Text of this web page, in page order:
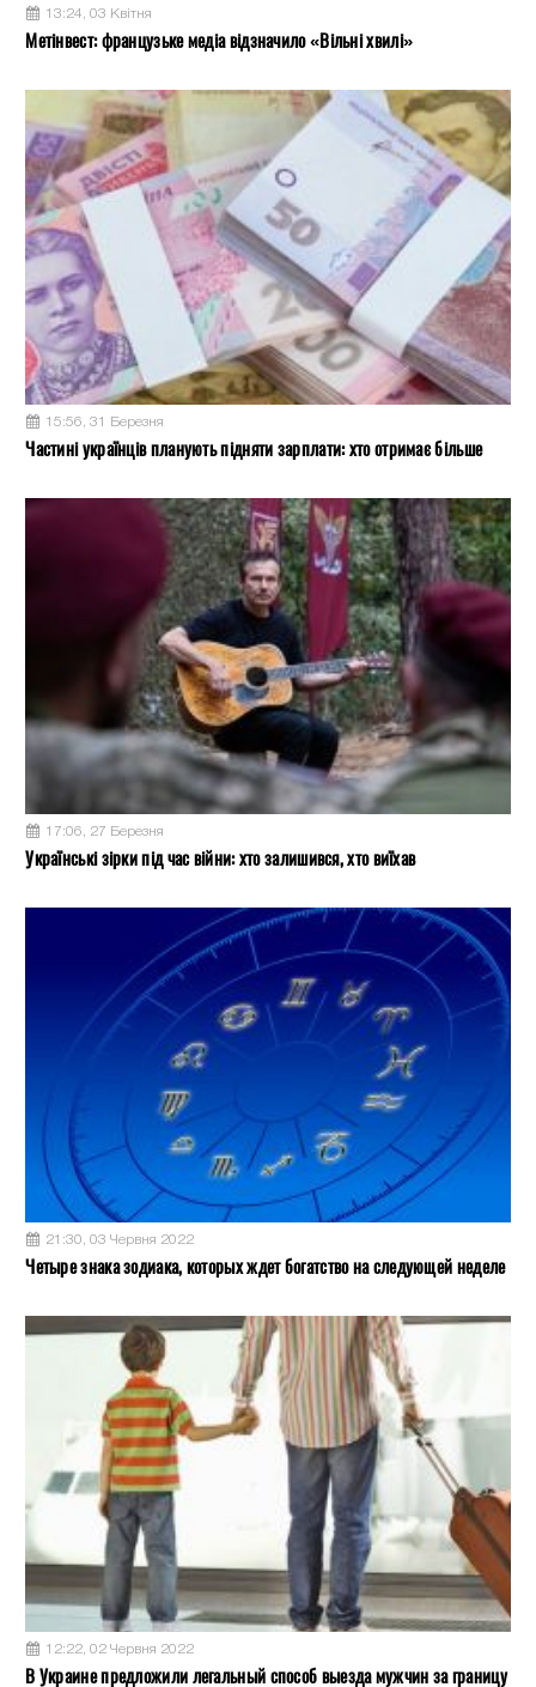
13:24, 03 Квітня
Метінвест: французьке медіа відзначило «Вільні хвилі»
15:56, 31 Березня
Частині українців планують підняти зарплати: хто отримає більше
17:06, 27 Березня
Українські зірки під час війни: хто залишився, хто виїхав
21:30, 03 Червня 2022
Четыре знака зодиака, которых ждет богатство на следующей неделе
12:22, 02 Червня 2022
В Украине предложили легальный способ выезда мужчин за границу